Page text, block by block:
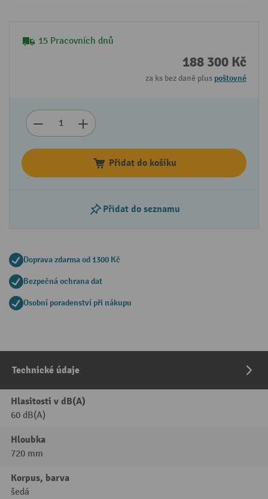
15 Pracovních dnů
188 300 Kč
za ks bez daně plus poštovné
Přidat do košíku
Přidat do seznamu
Doprava zdarma od 1300 Kč
Bezpečná ochrana dat
Osobní poradenství při nákupu
Technické údaje
Hlasitosti v dB(A)
60 dB(A)
Hloubka
720 mm
Korpus, barva
šedá